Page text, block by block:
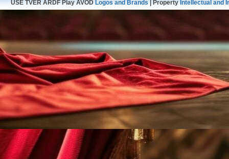
USE TVER ARDF Play AVODLogos and Brands| PropertyIntellectual and